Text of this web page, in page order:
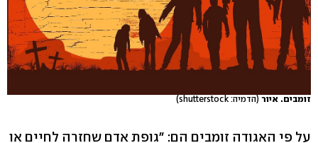
זומבים. איור(הדמיה: shutterstock)
על פי האגודה זומבים הם: "גופת אדם שחזרה לחיים או